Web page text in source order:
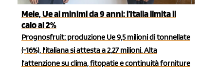
Mele, Ue ai minimi da 9 anni: l’Italia limita il
calo al 2%
Prognosfruit: produzione Ue 9,5 milioni di tonnellate
(-16%), l'italiana si attesta a 2,27 milioni. Alta
l’attenzione su clima, fitopatie e continuità forniture